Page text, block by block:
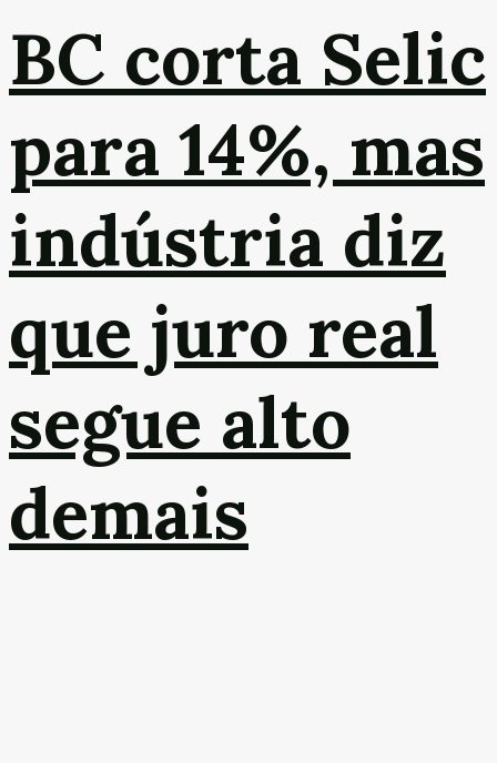
BC corta Selic
para 14%, mas
indústria diz
que juro real
segue alto
demais